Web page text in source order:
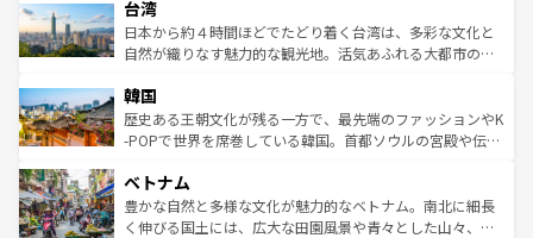
ならではの贅沢な旅のスタイルだ。 なお、新着のアメリカ
情報はコンテンツ一覧を参照してほしい。
れるおもてなしの心で訪れる人々を迎えてくれるハワイの
人々、おいしいローカルフードやハワイアンミュージッ
ク、伝統的なフラダンスなど、すべてがハワイの魅力を彩
ワイを、存分に味わってほしい。 なお、新着のハワイ情報
はコンテンツ一覧を参照してほしい。
リアリーフや大陸中央部にそびえるウルル（エアーズロッ
ク）、タスマニアの美しい原生林やケアンズの熱帯雨林な
ど、見どころがたくさん。また、カフェやワイン、オージ
いる。アクティビティも充実しており、サーフィンやダイ
ビング、ハイキングなど、アウトドア好きにはたまらな
い。オーストラリアの多彩な魅力を存分に味わいつくそ
参照してほしい。
台湾
日本から約４時間ほどでたどり着く台湾は、多彩な文化と
自然が織りなす魅力的な観光地。活気あふれる大都市の台
ン）、静ひつな山岳地帯である台湾東部など、都市の喧騒
と山間の静けさが共存しており、訪れる人に新しい発見と
驚きをもたらしてくれる。また、奥深い台湾の食文化も魅
容にもいいと評判のスイーツなど、バラエティ豊かな料理
が味わえる。 なお、新着の台湾情報は コンテンツ一覧を参
照してほしい。
韓国
歴史ある王朝文化が残る一方で、最先端のファッションやK
-POPで世界を席巻している韓国。首都ソウルの宮殿や伝統
き、地方に足を延ばせば四季折々の自然美を楽しむことが
できる。そして、キムチや焼肉、絶品のストリートフード
まで、さまざまな韓国料理が待っている。夜には、韓国な
ベトナム
豊かな自然と多様な文化が魅力的なベトナム。南北に細長
く伸びる国土には、広大な田園風景や青々とした山々、世